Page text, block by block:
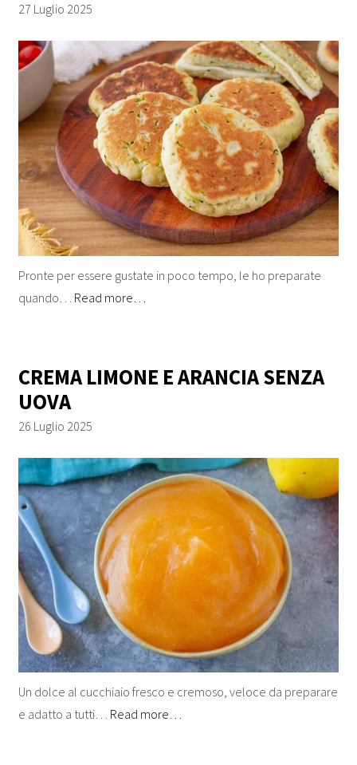
27 Luglio 2025
Pronte per essere gustate in poco tempo, le ho preparate
quando… Read more…
CREMA LIMONE E ARANCIA SENZA
UOVA
26 Luglio 2025
Un dolce al cucchiaio fresco e cremoso, veloce da preparare
e adatto a tutti… Read more…